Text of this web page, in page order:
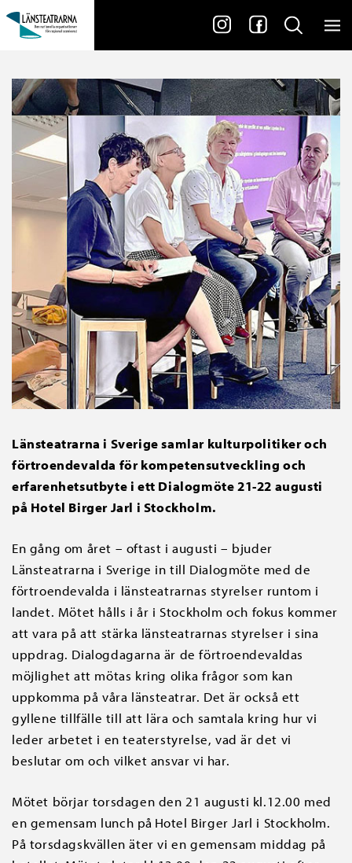
Länsteatrarna i Sverige samlar kulturpolitiker och
förtroendevalda för kompetensutveckling och
erfarenhetsutbyte i ett Dialogmöte 21-22 augusti
på Hotel Birger Jarl i Stockholm.
En gång om året – oftast i augusti – bjuder
Länsteatrarna i Sverige in till Dialogmöte med de
förtroendevalda i länsteatrarnas styrelser runtom i
landet. Mötet hålls i år i Stockholm och fokus kommer
att vara på att stärka länsteatrarnas styrelser i sina
uppdrag. Dialogdagarna är de förtroendevaldas
möjlighet att mötas kring olika frågor som kan
uppkomma på våra länsteatrar. Det är också ett
gyllene tillfälle till att lära och samtala kring hur vi
leder arbetet i en teaterstyrelse, vad är det vi
beslutar om och vilket ansvar vi har.
Mötet börjar torsdagen den 21 augusti kl.12.00 med
en gemensam lunch på Hotel Birger Jarl i Stockholm.
På torsdagskvällen äter vi en gemensam middag på